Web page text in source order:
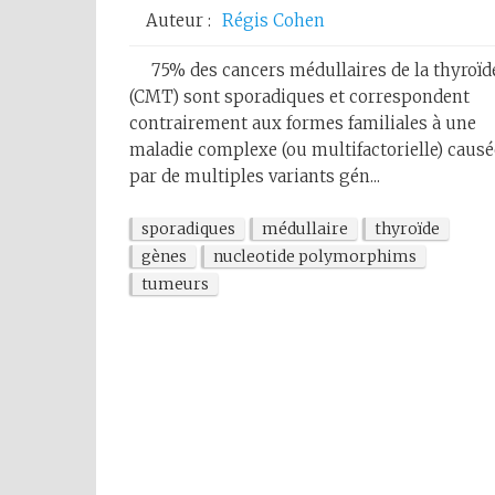
Auteur : Régis Cohen
75% des cancers médullaires de la
(CMT) sont sporadiques et correspondent
contrairement aux formes familiales à une
maladie complexe (ou multifactorielle)
par de multiples variants gén...
sporadiques médullaire
thyroïde
gènes
nucleotide polymorphims
tumeurs